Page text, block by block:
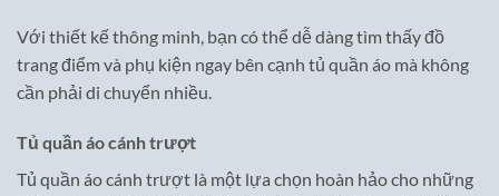
Với thiết kế thông minh, bạn có thể dễ dàng tìm thấy đồ
trang điểm và phụ kiện ngay bên cạnh tủ quần áo mà không
cần phải di chuyển nhiều.
Tủ quần áo cánh trượt
Tủ quần áo cánh trượt là một lựa chọn hoàn hảo cho những